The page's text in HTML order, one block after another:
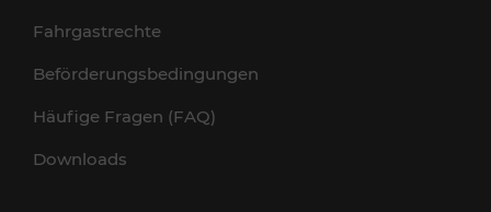
Fahrgastrechte
Beförderungsbedingungen
Häufige Fragen (FAQ)
Downloads